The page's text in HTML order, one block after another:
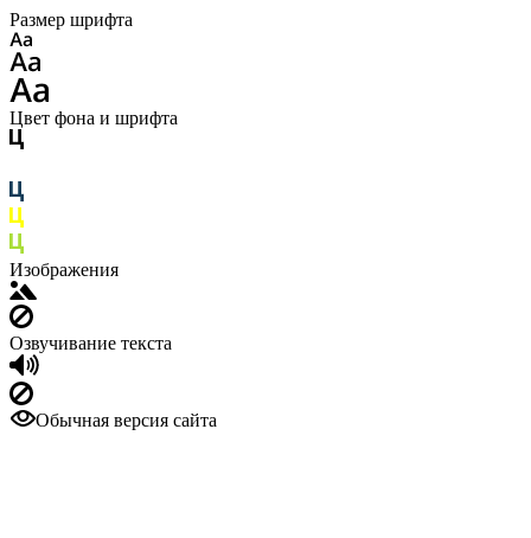
Размер шрифта
Цвет фона и шрифта
Изображения
Озвучивание текста
Обычная версия сайта